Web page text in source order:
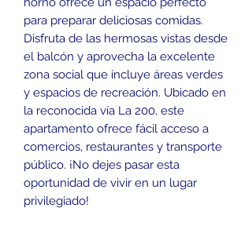
para preparar deliciosas comidas.
Disfruta de las hermosas vistas desde
el balcón y aprovecha la excelente
zona social que incluye áreas verdes
y espacios de recreación. Ubicado en
la reconocida vía La 200, este
apartamento ofrece fácil acceso a
comercios, restaurantes y transporte
público. ¡No dejes pasar esta
oportunidad de vivir en un lugar
privilegiado!